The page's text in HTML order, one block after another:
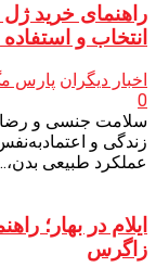
راهنمای خرید ژل
انتخاب و استفاده
اخبار دیگران پارس
0
سلامت جنسی و
زندگی و
عملکرد طبیعی
ایلام در بهار؛
زاگرس